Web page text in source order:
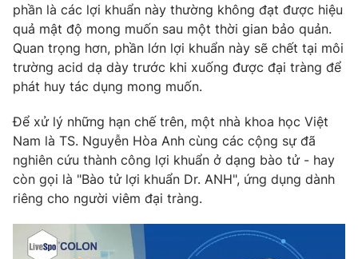
phần là các lợi khuẩn này thường không đạt được hiệu
quả mật độ mong muốn sau một thời gian bảo quản.
Quan trọng hơn, phần lớn lợi khuẩn này sẽ chết tại môi
trường acid dạ dày trước khi xuống được đại tràng để
phát huy tác dụng mong muốn.
Để xử lý những hạn chế trên, một nhà khoa học Việt
Nam là TS. Nguyễn Hòa Anh cùng các cộng sự đã
nghiên cứu thành công lợi khuẩn ở dạng bào tử - hay
còn gọi là "Bào tử lợi khuẩn Dr. ANH", ứng dụng dành
riêng cho người viêm đại tràng.